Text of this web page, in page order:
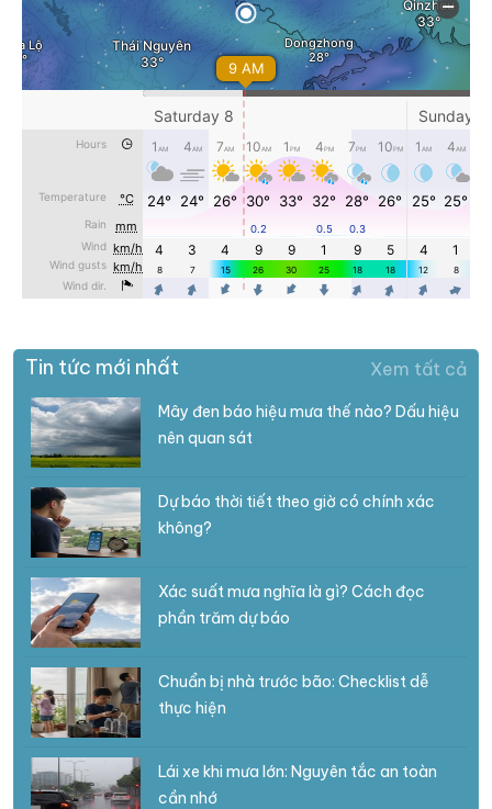
Tin tức mới nhất Xem tất cả
Mây đen báo hiệu mưa thế nào? Dấu hiệu
nên quan sát
Dự báo thời tiết theo giờ có chính xác
không?
Xác suất mưa nghĩa là gì? Cách đọc
phần trăm dự báo
Chuẩn bị nhà trước bão: Checklist dễ
thực hiện
Lái xe khi mưa lớn: Nguyên tắc an toàn
cần nhớ